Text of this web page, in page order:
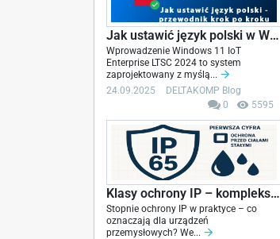
Jak ustawić język polski w Windows 11 IoT LTSC...
Wprowadzenie Windows 11 IoT
Enterprise LTSC 2024 to system
zaprojektowany z myślą...
24.09.2025
DELTAKOMP Blog
5595
0
Klasy ochrony IP – kompleksowy przewodnik z opisem
Stopnie ochrony IP w praktyce – co
oznaczają dla urządzeń
przemysłowych? We...